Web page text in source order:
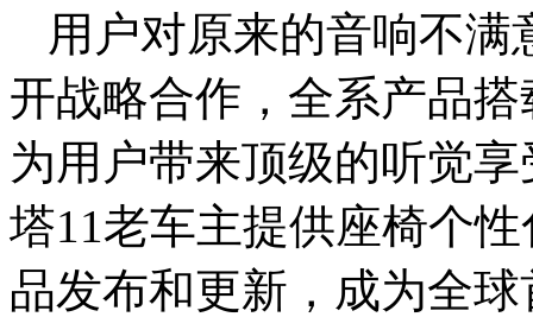
用户对原来的音响不
开战略合作，全系产品
为用户带来顶级的听觉
塔11老车主提供座椅个
品发布和更新，成为全